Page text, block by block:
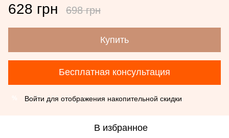
628 грн 698 грн
Купить
Бесплатная консультация
Войти для отображения накопительной скидки
В избранное